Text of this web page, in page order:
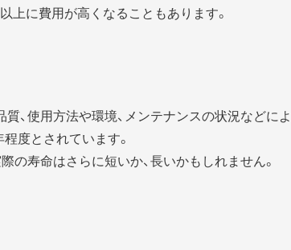
上に費用が高くなることもあります。
、使用方法や環境、メンテナンスの状況などに
度とされています。
の寿命はさらに短いか、長いかもしれません。